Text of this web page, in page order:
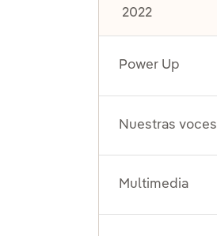
2022
Power Up
Nuestras voces
Multimedia